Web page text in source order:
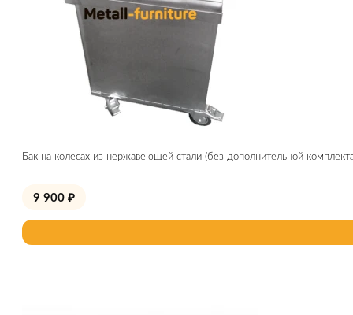
Бак на колесах из нержавеющей стали (без дополнительной
9 900 ₽